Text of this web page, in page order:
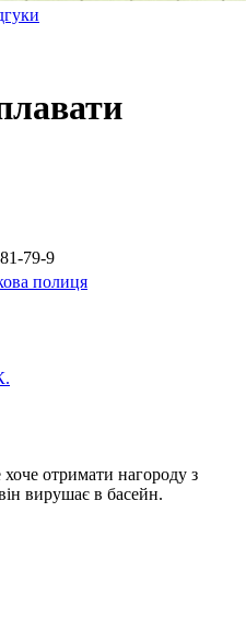
79-9
полиця
отримати нагороду з
вирушає в басейн.